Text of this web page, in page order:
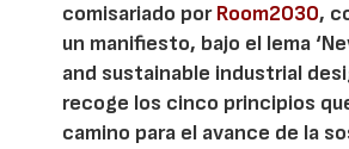
comisariado porRoom2030,
un manifiesto, bajo el lema
and sustainable industrial
recoge los cinco principios
camino para el avance de la